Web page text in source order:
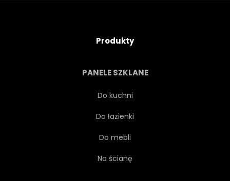
Produkty
PANELE SZKLANE
Do kuchni
Do łazienki
Do mebli
Na ścianę